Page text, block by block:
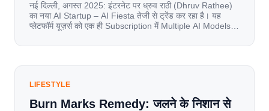
नई दिल्ली, अगस्त 2025: इंटरनेट पर ध्रुव राठी (Dhruv Rathee)
का नया AI Startup – AI Fiesta तेजी से ट्रेंड कर रहा है। यह
प्लेटफॉर्म यूज़र्स को एक ही Subscription में Multiple AI Models
यूज़र्स का जबरदस्त रिस्पॉन्स लॉन्च के तुरंत […]
LIFESTYLE
Burn Marks Remedy: जलने के निशान से